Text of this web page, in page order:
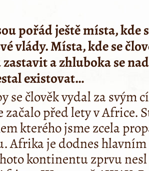
pořád ještě místa, kde
vlády. Místa, kde se
a zhluboka se
existovat…
se člověk vydal za svým
začalo před lety v Africe.
kterého jsme zcela
Afrika je dodnes hlavním
kontinentu zprvu